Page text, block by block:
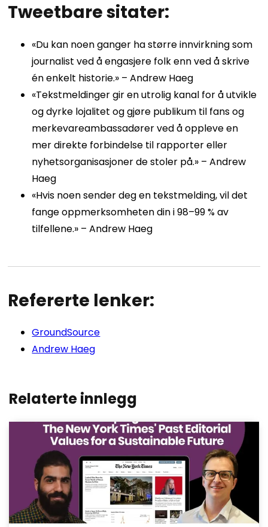
Tweetbare sitater:
«Du kan noen ganger ha større innvirkning som
journalist ved å engasjere folk enn ved å skrive
én enkelt historie.» – Andrew Haeg
«Tekstmeldinger gir en utrolig kanal for å utvikle
og dyrke lojalitet og gjøre publikum til fans og
merkevareambassadører ved å oppleve en
mer direkte forbindelse til rapporter eller
nyhetsorganisasjoner de stoler på.» – Andrew
Haeg
«Hvis noen sender deg en tekstmelding, vil det
fange oppmerksomheten din i 98–99 % av
tilfellene.» – Andrew Haeg
Refererte lenker:
GroundSource
Andrew Haeg
Relaterte innlegg